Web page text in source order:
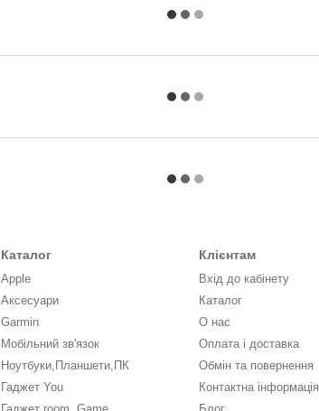
Каталог
Apple
Аксесуари
Garmin
Мобільний зв'язок
Ноутбуки,Планшети,ПК
Гаджет You
Клієнтам
Вхід до кабінету
Каталог
О нас
Оплата і доставка
Обмін та повернення
Контактна інформація